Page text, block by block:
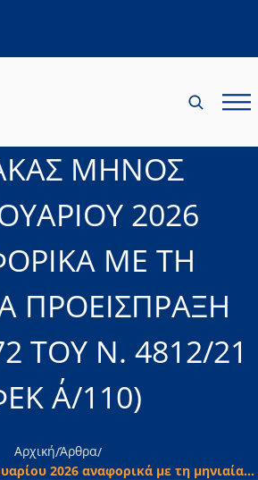
σε νέα καρτέλα
ΜΗΝΟΣ
2026
ΜΕ ΤΗ
ΠΡΟΕΙΣΠΡΑΞΗ
ΤΟΥ Ν. 4812/21
Α΄/110)
Αρχική/Άρθρα/
2026 αναφορικά με τη μηνιαία...